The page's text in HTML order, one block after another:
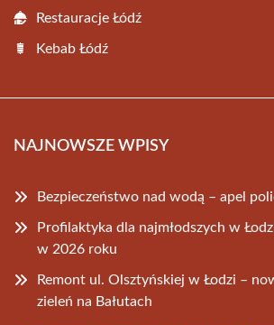
Restauracje Łódź
Kebab Łódź
NAJNOWSZE WPISY
Bezpieczeństwo nad wodą – apel
Profilaktyka dla najmłodszych w
w 2026 roku
Remont ul. Olsztyńskiej w Łodzi –
zieleń na Bałutach